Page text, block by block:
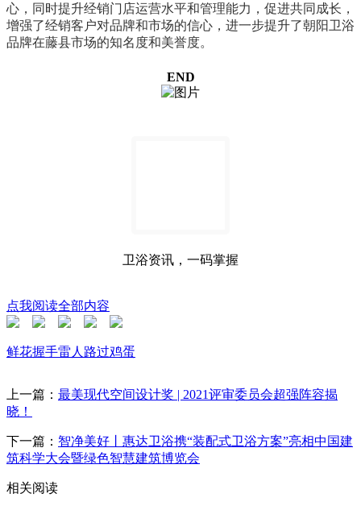
心，同时提升经销门店运营水平和管理能力，促进共同成长，
增强了经销客户对品牌和市场的信心， 进一步提升了朝阳卫浴
品牌在藤县市场的知名度和美誉度。
END
卫浴资讯，一码掌握
点我阅读全部内容
鲜花握手雷人 路过鸡蛋
上一篇： 最美现代空间设计奖 | 2021评审委员会超强阵容揭
晓！
下一篇： 智净美好丨惠达卫浴携“装配式卫浴方案”亮相中国建
筑科学大会暨绿色智慧建筑博览会
相关阅读